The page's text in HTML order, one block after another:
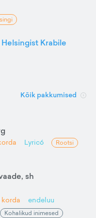
Krabile
Kõik pakkumised
Lyric6
Rootsi
sh
korda endeluu
Kohalikud inimesed